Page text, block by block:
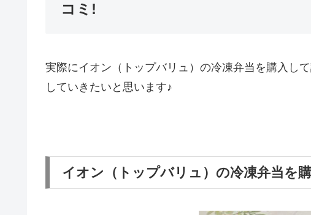
コミ!
実際にイオン（トップバリュ）の冷凍弁当を購入し
していきたいと思います♪
イオン（トップバリュ）の冷凍弁当を